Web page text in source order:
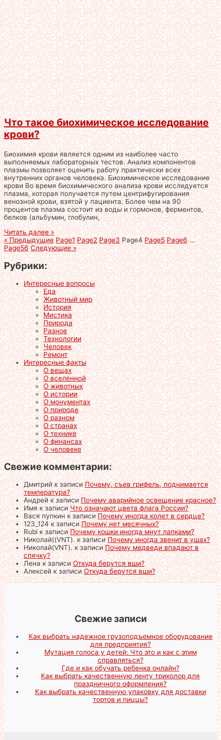
Что такое биохимическое исследование
крови?
Биохимия крови является одним из наиболее часто
выполняемых лабораторных тестов. Анализ компонентов
плазмы позволяет оценить работу практически всех
внутренних органов человека. Биохимическое исследование
крови Во время биохимического анализа крови исследуется
плазма, которая получается путем центрифугирования
венозной крови, взятой у пациента. Более чем на 90
процентов плазма состоит из воды и гормонов, ферментов,
белков (альбумин, глобулин,
Читать далее »
« Предыдущие Page1 Page2 Page3 Page4 Page5 Page6 …
Page56 Следующие »
Рубрики:
Интересные вопросы
Еда
Животный мир
История
Мистика
Природа
Разное
Технологии
Человек
Ремонт
Интересные факты
О вещах
О вселенной
О животных
О истории
О монументах
О природе
О разном
О странах
О технике
О финансах
О человеке
Свежие комментарии:
Дмитрийк записиПочему, съев грифель, поднимается
температура?
Андрейк записиПочему аварийное освещение красное?
Имяк записиЧто означают цвета флага России?
Вася пупкинк записиПочему иногда колет в сердце?
123_124к записиПочему нет месячных?
Rubiк записиПочему кошки иногда мнут лапками?
Николай((VNT).к записиПочему иногда звенит в ушах?
Николай(VNT).к записиПочему медведи впадают в
спячку?
Ленак записиОткуда берутся вши?
Алексейк записиОткуда берутся вши?
Свежие записи
Как выбрать надежное грузоподъемное оборудование
для предприятия?
Мутация голоса у детей: Что это и как с этим
справляться?
Где и как обучать ребенка онлайн?
Как выбрать качественную ленту триколор для
праздничного оформления?
Как выбрать качественную упаковку для доставки
тортов и пиццы?